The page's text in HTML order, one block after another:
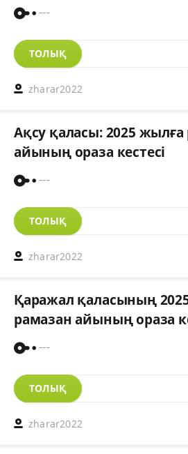
---
ТОЛЫҚ
zharar2022
Ақсу қаласы: 2025 жылға
айының ораза кестесі
---
ТОЛЫҚ
zharar2022
Қаражал қаласының
рамазан айының ораза
---
ТОЛЫҚ
zharar2022